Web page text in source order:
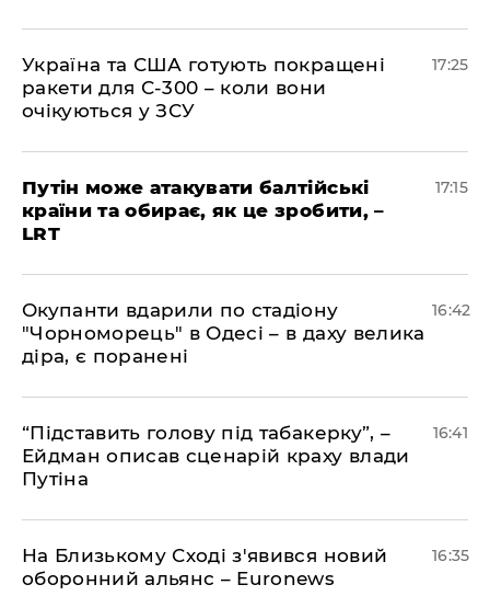
​Україна та США готують покращені
ракети для С-300 – коли вони
очікуються у ЗСУ
17:25
​Путін може атакувати балтійські
країни та обирає, як це зробити, –
LRT
17:15
​Окупанти вдарили по стадіону
"Чорноморець" в Одесі – в даху велика
діра, є поранені
16:42
​“Підставить голову під табакерку”, –
Ейдман описав сценарій краху влади
Путіна
16:41
На Близькому Сході з'явився новий
оборонний альянс – Euronews
16:35